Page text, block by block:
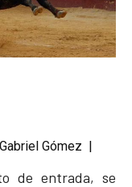
Gómez |
de entrada, se